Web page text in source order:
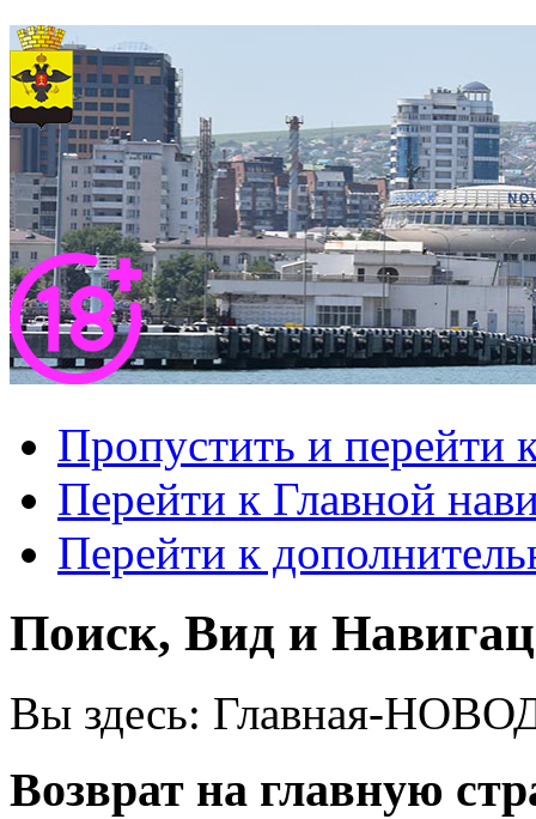
Пропустить и перейти
Перейти к Главной
Перейти к
Поиск, Вид и
Вы здесь: Главная-
Возврат на главную